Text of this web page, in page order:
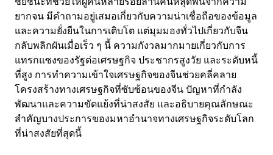
ยากจน มีคำถามอยู่เสมอเกี่ยวกับความน่าเชื่อถือของข้อมูล
และความยั่งยืนในการเติบโต แต่มุมมองทั่วไปเกี่ยวกับจีน
กลับพลิกผันเมื่อเร็ว ๆ นี้ ความกังวลมากมายเกี่ยวกับการ
แทรกแซงของรัฐต่อเศรษฐกิจ ประชากรสูงวัย และระดับหนี้
ที่สูง การทำความเข้าใจเศรษฐกิจของจีนช่วยคลี่คลาย
โครงสร้างทางเศรษฐกิจที่ซับซ้อนของจีน ปัญหาที่กำลัง
พัฒนาและความขัดแย้งที่น่าสงสัย และอธิบายคุณลักษณะ
สำคัญบางประการของมหาอำนาจทางเศรษฐกิจระดับโลก
ที่น่าสงสัยที่สุดนี้